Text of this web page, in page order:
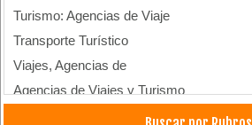
Turismo: Agencias de Viaje
Transporte Turístico
Viajes, Agencias de
Agencias de Viajes y Turismo